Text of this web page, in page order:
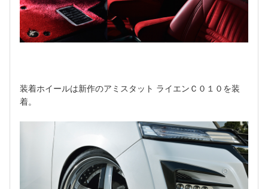
装着ホイールは新作のアミスタット ライエンＣ０１０を装
着。